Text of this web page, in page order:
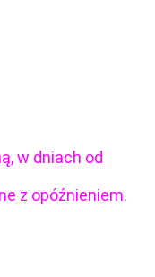
w dniach od
z opóźnieniem.